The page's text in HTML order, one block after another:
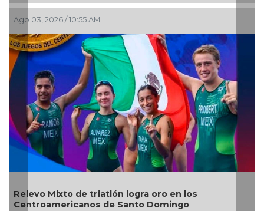
Jul 29, 2026 / 9:50 AM
México domina los Centroamericanos con 126
medallas tras cuatro jornadas